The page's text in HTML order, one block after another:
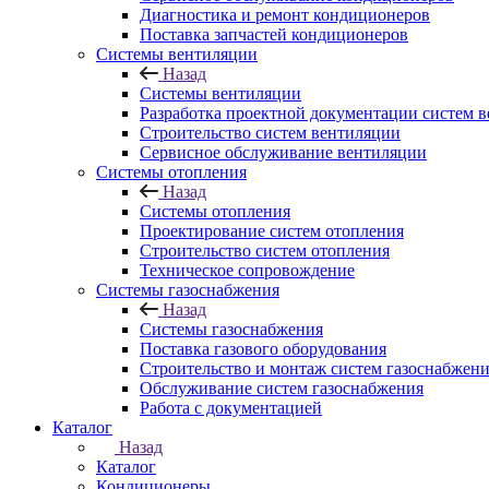
Диагностика и ремонт кондиционеров
Поставка запчастей кондиционеров
Системы вентиляции
Назад
Системы вентиляции
Разработка проектной документации систем
Строительство систем вентиляции
Сервисное обслуживание вентиляции
Системы отопления
Назад
Системы отопления
Проектирование систем отопления
Строительство систем отопления
Техническое сопровождение
Системы газоснабжения
Назад
Системы газоснабжения
Поставка газового оборудования
Строительство и монтаж систем
Обслуживание систем газоснабжения
Работа с документацией
Каталог
Назад
Каталог